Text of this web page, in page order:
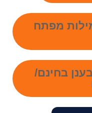
מפתח
בענן בחינם/